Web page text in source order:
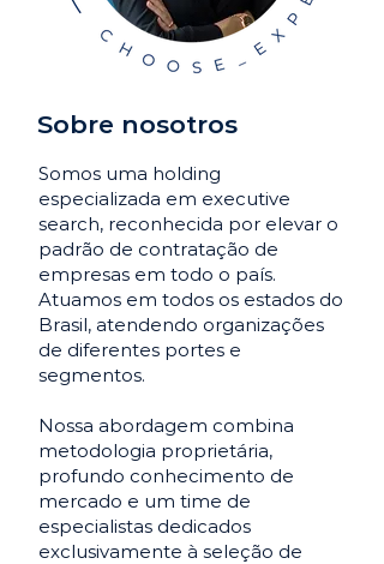
Sobre nosotros
Somos uma holding
especializada em executive
search, reconhecida por elevar o
padrão de contratação de
empresas em todo o país.
Atuamos em todos os estados do
Brasil, atendendo organizações
de diferentes portes e
segmentos.
Nossa abordagem combina
metodologia proprietária,
profundo conhecimento de
mercado e um time de
especialistas dedicados
exclusivamente à seleção de